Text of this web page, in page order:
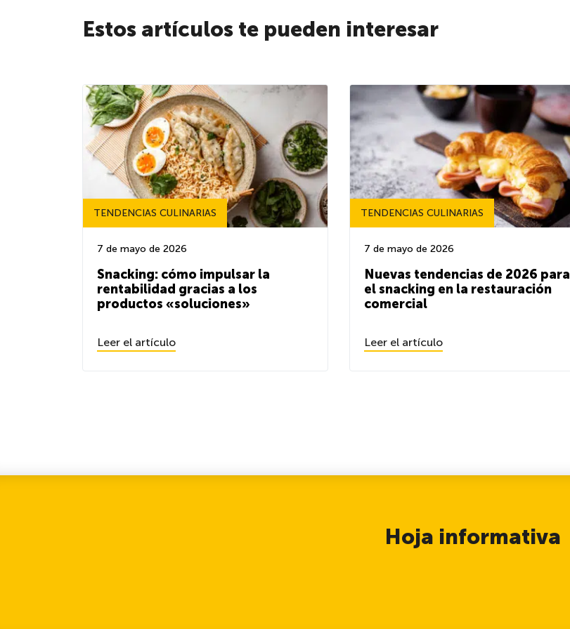
Estos artículos te pueden interesar
TENDENCIAS CULINARIAS
7 de mayo de 2026
Snacking: cómo impulsar la
rentabilidad gracias a los
productos «soluciones»
Leer el artículo
TENDENCIAS CULINARIAS
7 de mayo de 2026
Nuevas tendencias de 2026 para
el snacking en la restauración
comercial
Leer el artículo
Hoja informativa